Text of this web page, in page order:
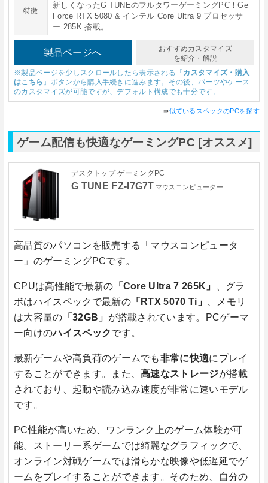
特徴
新しくなったG TUNEのフルタワーゲーミングPC！Ge
Force RTX 5080 & インテル Core Ultra 9 プロセッサ
ー 285K 搭載。
製品ページへ
おすすめカスタマイズ
を紹介・解説
※製品ページを少しスクロールしたら表示される「 カスタマイズ・購入
はこちら 」ボタンから購入手続きに進みます。その後、パーツやケース
のカスタマイズが可能ですが、デフォルト構成でも十分です。
⇛似ているスペックのPCを探す
ゲーム配信も快適なゲーミングPC [オススメ]
デスクトップ ゲーミングPC
G TUNE FZ-I7G7T マウスコンピューター
高品質のパソコンを販売する「マウスコンピュータ
ー」のゲーミングPCです。
CPUは高性能で最新の 「Core Ultra 7 265K」
、グラ
ボはハイスペックで最新の「RTX 5070 Ti」
、メモリ
は大容量の 「32GB」 が搭載されています。PCゲーマ
ー向けのハイスペックです。
最新ゲームや高負荷のゲームでも非常に快適にプレイ
することができます。また、高速なストレージが搭載
されており、起動や読み込み速度が非常に速いモデル
です。
PC性能が高いため、ワンランク上のゲーム体験が可
能。ストーリー系ゲームでは綺麗なグラフィックで、
オンライン対戦ゲームでは滑らかな映像や低遅延でゲ
ームをプレイすることができます。そのため、自分の